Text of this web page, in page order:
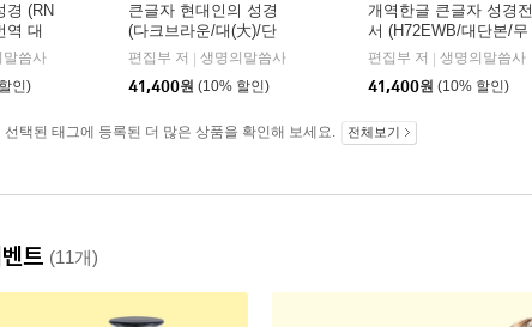
경 (RN
역 대
달 색
크네
말씀사
인)
큰글자 현대인의 성경
(다크브라운/대(大)/단
본/색인/천연우피)
편집부 저
생명의말씀사
41,400원 (10% 할인)
개역한글 큰글자 성경전
서 (H72EWB/대단본/무
지퍼/PU/반달 색인/해설
없음/각주 없음/다크브
라운)
편집부 저
생명의말씀사
41,400원 (10% 할인)
선택된 태그에 등록된 더 많은 상품을 확인해 보세요. 전체보기
트 (11개)